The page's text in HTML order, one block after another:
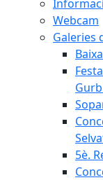
Webcam
Galeries
5è.